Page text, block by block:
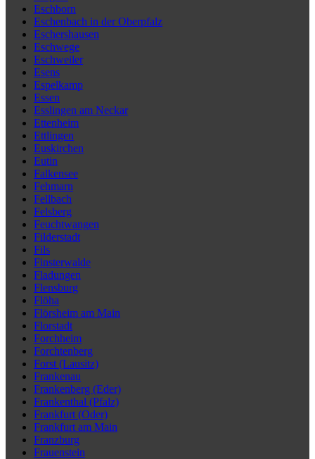
Eschborn
Eschenbach in der Oberpfalz
Eschershausen
Eschwege
Eschweiler
Esens
Espelkamp
Essen
Esslingen am Neckar
Ettenheim
Ettlingen
Euskirchen
Eutin
Falkensee
Fehmarn
Fellbach
Felsberg
Feuchtwangen
Filderstadt
Fils
Finsterwalde
Fladungen
Flensburg
Flöha
Flörsheim am Main
Florstadt
Forchheim
Forchtenberg
Forst (Lausitz)
Frankenau
Frankenberg (Eder)
Frankenthal (Pfalz)
Frankfurt (Oder)
Frankfurt am Main
Franzburg
Frauenstein